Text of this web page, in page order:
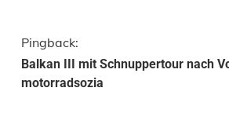
Pingback:
Balkan III mit Schnuppertour nach
motorradsozia